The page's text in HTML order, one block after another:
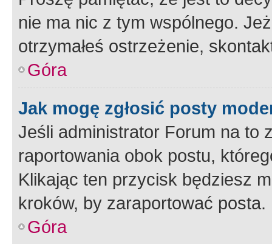
nie ma nic z tym wspólnego.
otrzymałeś ostrzeżenie,
Góra
Jak mogę zgłosić posty
Jeśli administrator Forum na to
raportowania obok postu,
Klikając ten przycisk będziesz
kroków, by zaraportować posta.
Góra